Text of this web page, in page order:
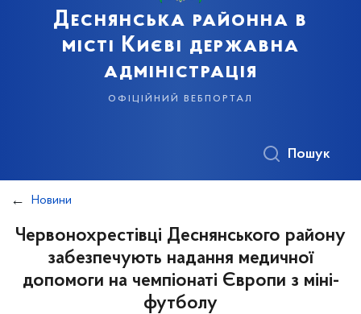
Деснянська районна в
місті Києві державна
адміністрація
офіційний вебпортал
Пошук
Новини
Червонохрестівці Деснянського району
забезпечують надання медичної
допомоги на чемпіонаті Європи з міні-
футболу